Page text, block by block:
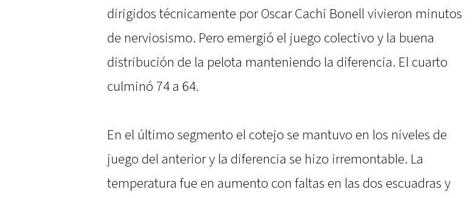
dirigidos técnicamente por Oscar Cachi Bonell vivieron minutos
de nerviosismo. Pero emergió el juego colectivo y la buena
distribución de la pelota manteniendo la diferencia. El cuarto
culminó 74 a 64.
En el último segmento el cotejo se mantuvo en los niveles de
juego del anterior y la diferencia se hizo irremontable. La
temperatura fue en aumento con faltas en las dos escuadras y